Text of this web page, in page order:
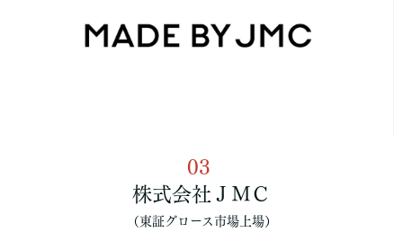
03
株式会社ＪＭＣ
（東証グロース市場上場）